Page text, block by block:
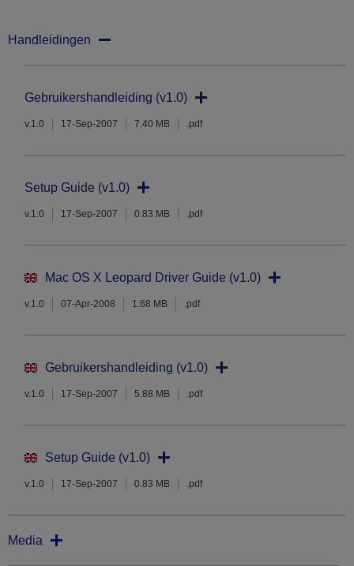
Handleidingen
Gebruikershandleiding (v1.0)
v.1.0 17-Sep-2007 7.40 MB .pdf
Setup Guide (v1.0)
v.1.0 17-Sep-2007 0.83 MB .pdf
Mac OS X Leopard Driver Guide (v1.0)
v.1.0 07-Apr-2008 1.68 MB .pdf
Gebruikershandleiding (v1.0)
v.1.0 17-Sep-2007 5.88 MB .pdf
Setup Guide (v1.0)
v.1.0 17-Sep-2007 0.83 MB .pdf
Media